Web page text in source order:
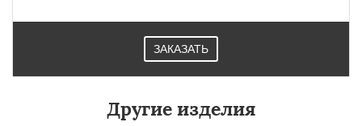
ЗАКАЗАТЬ
Другие изделия